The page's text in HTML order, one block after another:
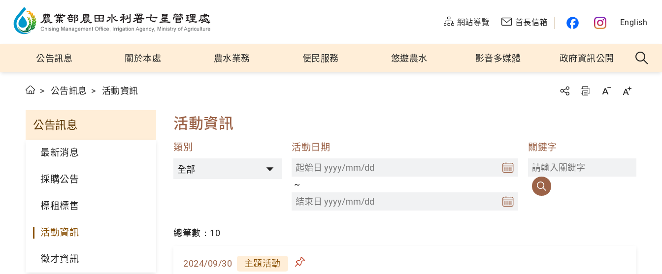
網站導覽 首長信箱 English
公告訊息 關於本處 農水業務 便民服務 悠遊農水 影音多媒體 政府資訊公開
公告訊息 活動資訊
公告訊息
最新消息
採購公告
標租標售
活動資訊
徵才資訊
活動資訊
類別 活動日期 關鍵字
總筆數：10
2024/09/30 主題活動